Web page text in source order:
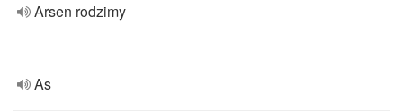
Arsen rodzimy
As